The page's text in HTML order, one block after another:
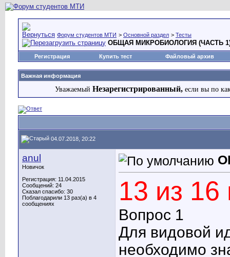
Форум студентов МТИ > Основной раздел > Тесты
ОБЩАЯ МИКРОБИОЛОГИЯ (ЧАСТЬ
Регистрация Купить тест Файловый архив
Важная информация
Уважаемый Незарегистрированный, если вы по
04.07.2018, 20:22
anul
Новичок
Регистрация: 11.04.2015
Сообщений: 24
Сказал спасибо: 30
Поблагодарили 13 раз(а) в 4
сообщениях
13 из
Вопрос 1
Для видовой
необходимо